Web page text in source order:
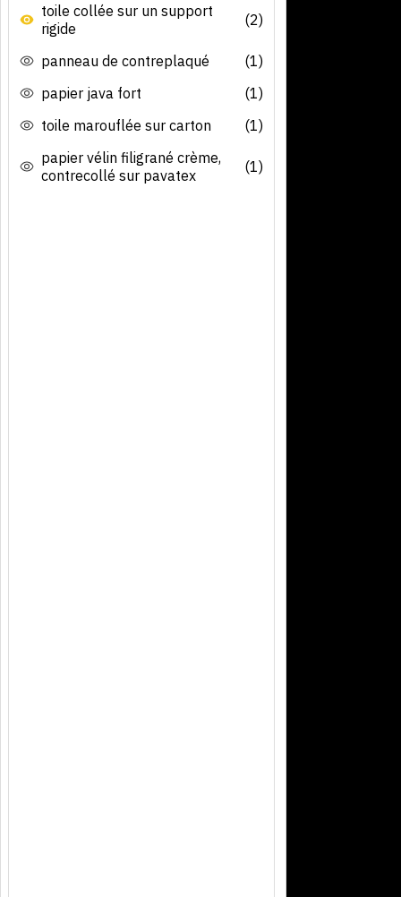
toile collée sur un support
rigide
(2)
panneau de contreplaqué
(1)
papier java fort
(1)
toile marouflée sur carton
(1)
papier vélin filigrané crème,
contrecollé sur pavatex
(1)